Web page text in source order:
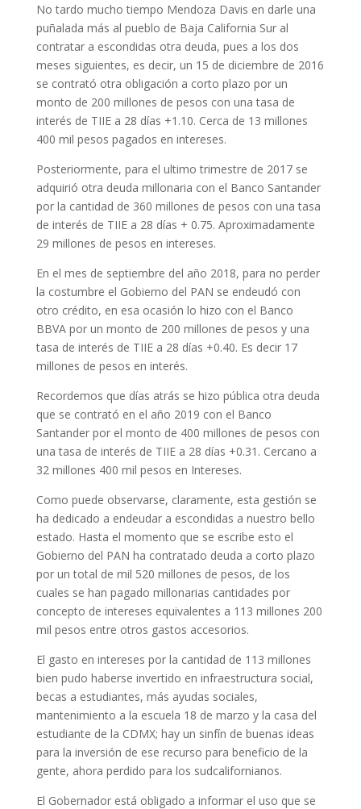
No tardo mucho tiempo Mendoza Davis en darle una
puñalada más al pueblo de Baja California Sur al
contratar a escondidas otra deuda, pues a los dos
meses siguientes, es decir, un 15 de diciembre de 2016
se contrató otra obligación a corto plazo por un
monto de 200 millones de pesos con una tasa de
interés de TIIE a 28 días +1.10. Cerca de 13 millones
400 mil pesos pagados en intereses.
Posteriormente, para el ultimo trimestre de 2017 se
adquirió otra deuda millonaria con el Banco Santander
por la cantidad de 360 millones de pesos con una tasa
de interés de TIIE a 28 días + 0.75. Aproximadamente
29 millones de pesos en intereses.
En el mes de septiembre del año 2018, para no perder
la costumbre el Gobierno del PAN se endeudó con
otro crédito, en esa ocasión lo hizo con el Banco
BBVA por un monto de 200 millones de pesos y una
tasa de interés de TIIE a 28 días +0.40. Es decir 17
millones de pesos en interés.
Recordemos que días atrás se hizo pública otra deuda
que se contrató en el año 2019 con el Banco
Santander por el monto de 400 millones de pesos con
una tasa de interés de TIIE a 28 días +0.31. Cercano a
32 millones 400 mil pesos en Intereses.
Como puede observarse, claramente, esta gestión se
ha dedicado a endeudar a escondidas a nuestro bello
estado. Hasta el momento que se escribe esto el
Gobierno del PAN ha contratado deuda a corto plazo
por un total de mil 520 millones de pesos, de los
cuales se han pagado millonarias cantidades por
concepto de intereses equivalentes a 113 millones 200
mil pesos entre otros gastos accesorios.
El gasto en intereses por la cantidad de 113 millones
bien pudo haberse invertido en infraestructura social,
becas a estudiantes, más ayudas sociales,
mantenimiento a la escuela 18 de marzo y la casa del
estudiante de la CDMX; hay un sinfín de buenas ideas
para la inversión de ese recurso para beneficio de la
gente, ahora perdido para los sudcalifornianos.
El Gobernador está obligado a informar el uso que se